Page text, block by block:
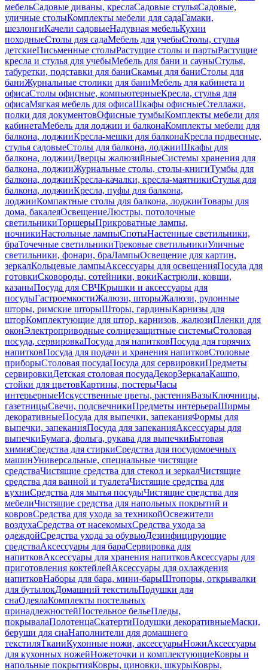
мебельСадовые диваны, креслаСадовые стульяСадовые,
уличные столыКомплекты мебели для садаГамаки,
шезлонгиКачели садовыеНадувная мебельКухни
походныеСтолы для садаМебель для учебыСтолы, стулья
детскиеПисьменные столыРастущие столы и партыРастущие
кресла и стулья для учебыМебель для бани и сауныСтулья,
табуретки, подставки для баниСкамьи для баниСтолы для
баниЖурнальные столики для баниМебель для кабинета и
офисаСтолы офисные, компьютерныеКресла, стулья для
офисаМягкая мебель для офисаШкафы офисныеСтеллажи,
полки для документовОфисные тумбыКомплекты мебели для
кабинетаМебель для лоджии и балконаКомплекты мебели для
балкона, лоджииКресла-мешки для балконаКресла подвесные,
стулья садовыеСтолы для балкона, лоджииШкафы для
балкона, лоджииДверцы жалюзийныеСистемы хранения для
балкона, лоджииЖурнальные столы, столы-книгиТумбы для
балкона, лоджииКресла-качалки, кресла-маятникиСтулья для
балкона, лоджииКресла, пуфы для балкона,
лоджииКомпактные столы для балкона, лоджииТовары для
дома, бакалеяОсвещениеЛюстры, потолочные
светильникиТоршерыПрикроватные лампы,
ночникиНастольные лампыСпотыНастенные светильники,
браТочечные светильникиТрековые светильникиУличные
светильники, фонари, браЛампыОсвещение для картин,
зеркалКольцевые лампыАксессуары для освещенияПосуда для
готовкиСковороды, сотейники, вокиКастрюли, ковши,
казаныПосуда для СВЧКрышки и аксессуары для
посудыГастроемкостиЖалюзи, шторыЖалюзи, рулонные
шторы, римские шторыШторы, гардиныКарнизы для
шторКомплектующие для штор, карнизов, жалюзиПленки для
оконЭлектроприводные солнцезащитные системыСтоловая
посуда, сервировкаПосуда для напитковПосуда для горячих
напитковПосуда для подачи и хранения напитковСтоловые
приборыСтоловая посудаПосуда для сервировкиПредметы
сервировкиДетская столовая посудаДекорЗеркалаКашпо,
стойки для цветовКартины, постерыЧасы
интерьерныеИскусственные цветы, растенияВазыКлючницы,
газетницыСвечи, подсвечникиПредметы интерьераШирмы
декоративныеПосуда для выпечки, запеканияФормы для
выпечки, запеканияПосуда для запеканияАксессуары для
выпечкиБумага, фольга, рукава для выпечкиБытовая
химияСредства для стиркиСредства для посудомоечных
машинУниверсальные, специальные чистящие
средстваЧистящие средства для стекол и зеркалЧистящие
средства для ванной и туалетаЧистящие средства для
кухниСредства для мытья посудыЧистящие средства для
мебелиЧистящие средства для напольных покрытий и
ковровСредства для ухода за техникойОсвежители
воздухаСредства от насекомыхСредства ухода за
одеждойСредства ухода за обувьюДезинфицирующие
средстваАксессуары для бараСервировка для
напитковАксессуары для хранения напитковАксессуары для
приготовления коктейлейАксессуары для охлаждения
напитковНаборы для бара, мини-барыШтопоры, открывалки
для бутылокДомашний текстильПодушки для
снаОдеялаКомплекты постельных
принадлежностейПостельное бельеПледы,
покрывалаПолотенцаСкатертиПодушки декоративныеМаски,
беруши для снаНаполнители для домашнего
текстиляТканиКухонные ножи, аксессуарыНожиАксессуары
для кухонных ножейНожеточки и комплектующиеКовры и
напольные покрытияКовры, циновки, шкурыКовры,